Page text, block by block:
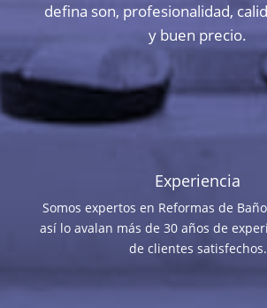
defina son, profesionalidad,
y buen precio.
Experiencia
Somos expertos en Reformas de
así lo avalan más de 30 años de
de clientes satisfechos.